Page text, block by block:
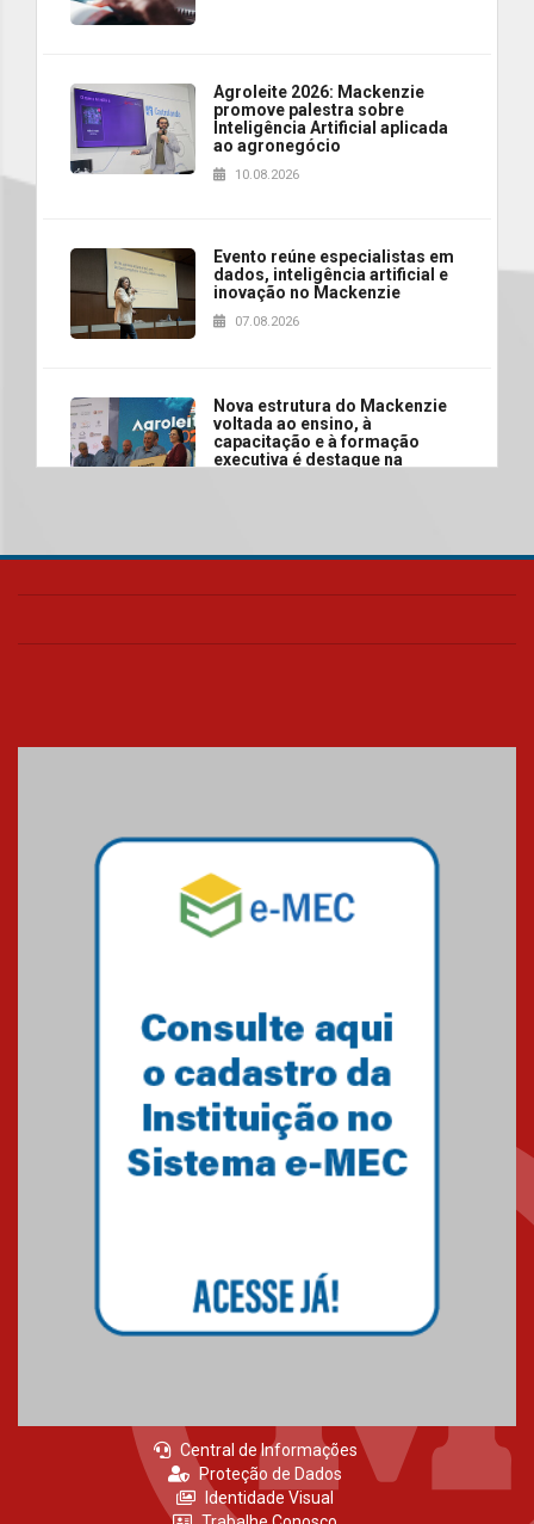
Agroleite 2026: Mackenzie
promove palestra sobre
Inteligência Artificial aplicada
ao agronegócio
10.08.2026
Evento reúne especialistas em
dados, inteligência artificial e
inovação no Mackenzie
07.08.2026
Nova estrutura do Mackenzie
voltada ao ensino, à
capacitação e à formação
executiva é destaque na
caminhos da felicidade
Segundo dia da Recepção aos
Nova apresentação do Centro
Universidade Mackenzie
realizará nova edição da Feira
EducationUSA
sistemas solares residenciais
04.08.2026
Central de Informações
Proteção de Dados
Identidade Visual